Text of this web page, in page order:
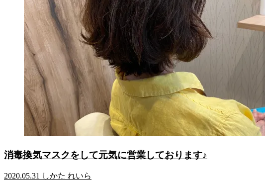
消毒換気マスクをして元気に営業しております♪
2020.05.31 しかた れいら